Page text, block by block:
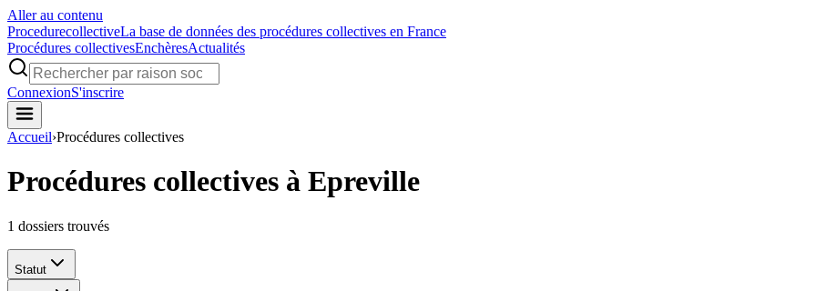
Aller au contenu
ProcedurecollectiveLa base de données des procédures collectives en France
Procédures collectivesEnchèresActualités
ConnexionS'inscrire
Accueil›Procédures collectives
Procédures collectives à Epreville
1 dossiers trouvés
Statut